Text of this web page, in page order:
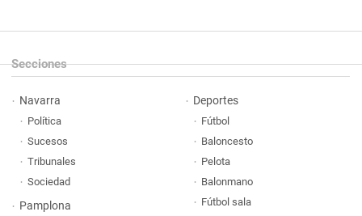
Secciones
Navarra
Política
Sucesos
Tribunales
Sociedad
Pamplona
Deportes
Fútbol
Baloncesto
Pelota
Balonmano
Fútbol sala